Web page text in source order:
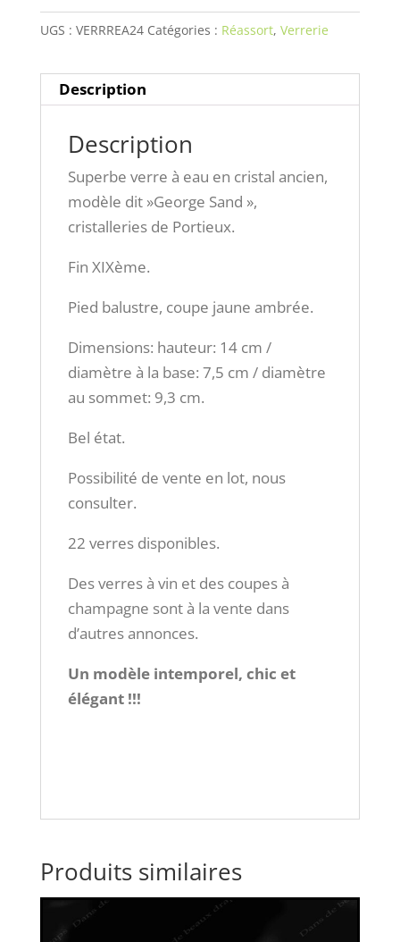
UGS : VERRREA24 Catégories : Réassort, Verrerie
Description
Description
Superbe verre à eau en cristal ancien,
modèle dit »George Sand »,
cristalleries de Portieux.
Fin XIXème.
Pied balustre, coupe jaune ambrée.
Dimensions: hauteur: 14 cm /
diamètre à la base: 7,5 cm / diamètre
au sommet: 9,3 cm.
Bel état.
Possibilité de vente en lot, nous
consulter.
22 verres disponibles.
Des verres à vin et des coupes à
champagne sont à la vente dans
d’autres annonces.
Un modèle intemporel, chic et
élégant !!!
Produits similaires